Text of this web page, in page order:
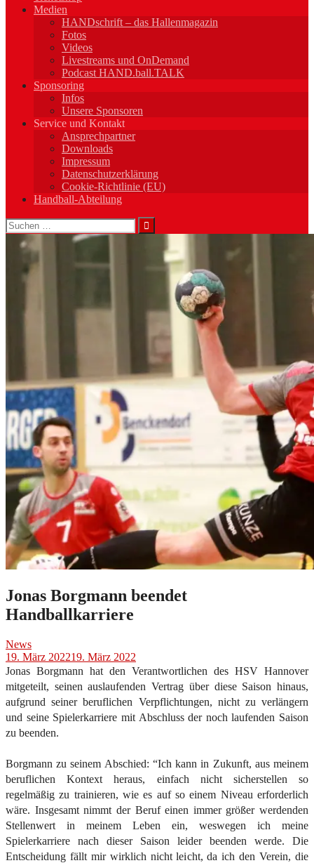
Medien
HANDschrift – das Hallenmagazin
Fotos
Videos
Livestreams und OnDemand
Podcast HAND.ball.TALK
Sponsoring
Infos
Unsere Sponsoren
Service und Kontakt
Ansprechpartner
Downloads
Impressum
Datenschutzerklärung
Cookie-Richtlinie (EU)
Handball-Abteilung
Suchen
nach:
Jonas Borgmann beendet
Handballkarriere
News
19. März 202219. März 2022
Jonas Borgmann hat den Verantwortlichen des HSV Hannover
mitgeteilt, seinen auslaufenden Vertrag über diese Saison hinaus,
aufgrund seiner beruflichen Verpflichtungen, nicht zu verlängern
und seine Spielerkarriere mit Abschluss der noch laufenden Saison
zu beenden.
Borgmann zu seinem Abschied: “Ich kann in Zukunft, aus meinem
beruflichen Kontext heraus, einfach nicht sicherstellen so
regelmäßig zu trainieren, wie es auf so einem Niveau erforderlich
wäre. Insgesamt nimmt der Beruf einen immer größer werdenden
Stellenwert in meinem Leben ein, weswegen ich meine
Spielerkarriere nach dieser Saison leider beenden werde. Die
Entscheidung fällt mir wirklich nicht leicht, da ich den Verein, die